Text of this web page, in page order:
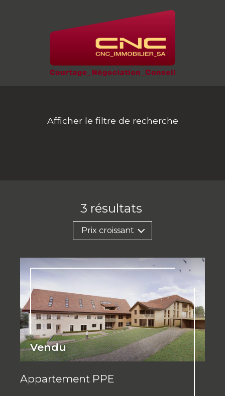
Afficher le filtre de recherche
3 résultats
Prix croissant
Vendu
Appartement PPE